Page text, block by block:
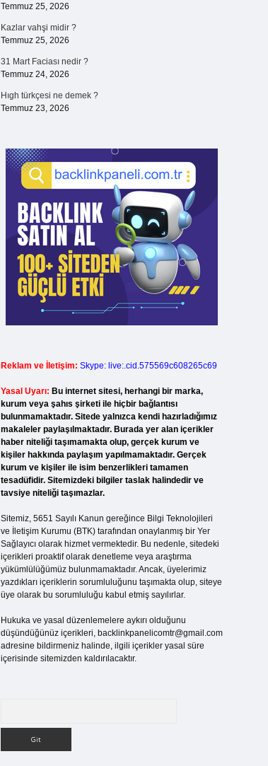
Temmuz 25, 2026
Kazlar vahşi midir ?
Temmuz 25, 2026
31 Mart Faciası nedir ?
Temmuz 24, 2026
Hıgh türkçesi ne demek ?
Temmuz 23, 2026
Reklam ve İletişim: Skype: live:.cid.575569c608265c69
Yasal Uyarı: Bu internet sitesi, herhangi bir marka,
kurum veya şahıs şirketi ile hiçbir bağlantısı
bulunmamaktadır. Sitede yalnızca kendi hazırladığımız
makaleler paylaşılmaktadır. Burada yer alan içerikler
haber niteliği taşımamakta olup, gerçek kurum ve
kişiler hakkında paylaşım yapılmamaktadır. Gerçek
kurum ve kişiler ile isim benzerlikleri tamamen
tesadüfidir. Sitemizdeki bilgiler taslak halindedir ve
tavsiye niteliği taşımazlar.
Sitemiz, 5651 Sayılı Kanun gereğince Bilgi Teknolojileri
ve İletişim Kurumu (BTK) tarafından onaylanmış bir Yer
Sağlayıcı olarak hizmet vermektedir. Bu nedenle, sitedeki
içerikleri proaktif olarak denetleme veya araştırma
yükümlülüğümüz bulunmamaktadır. Ancak, üyelerimiz
yazdıkları içeriklerin sorumluluğunu taşımakta olup, siteye
üye olarak bu sorumluluğu kabul etmiş sayılırlar.
Hukuka ve yasal düzenlemelere aykırı olduğunu
düşündüğünüz içerikleri, backlinkpanelicomtr@gmail.com
adresine bildirmeniz halinde, ilgili içerikler yasal süre
içerisinde sitemizden kaldırılacaktır.